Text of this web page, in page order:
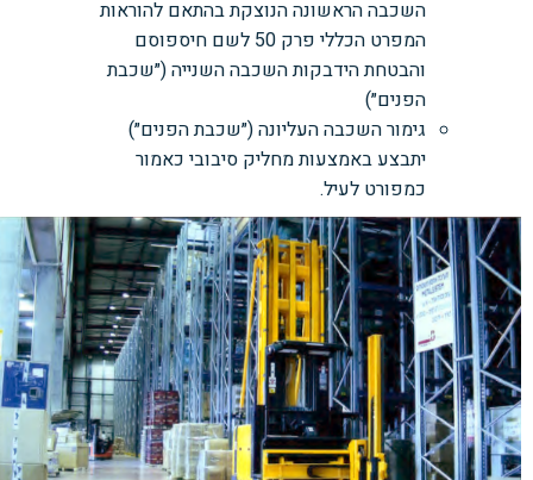
השכבה הראשונה הנוצקת בהתאם להוראות
המפרט הכללי פרק 50 לשם חיספוסם
והבטחת הידבקות השכבה השנייה (״שכבת
הפנים״)
גימור השכבה העליונה (״שכבת הפנים״)
יתבצע באמצעות מחליק סיבובי כאמור
כמפורט לעיל.